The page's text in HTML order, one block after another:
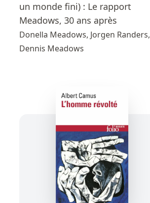
un monde fini) : Le rapport
Meadows, 30 ans après
Donella Meadows, Jorgen Randers,
Dennis Meadows